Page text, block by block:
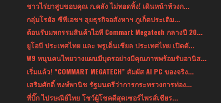
ชาวไร่ยาสูบขอบคุณ ก.คลัง ไม่ทอดทิ้ง! เดินหน้าท้วงก...
กลุ่มโรยัล ซีพีเอชฯ ลุยธุรกิจอสังหาฯ ภูเก็ตประเดิม...
ต้อนรับมหกรรมสินค้าไอที Commart Megatech กลางปี 20...
ยูโอบี ประเทศไทย และ พรูเด็นเชียล ประเทศไทย เปิดตั...
W9 หนุนคนไทยวางแผนมีบุตรอย่างมีคุณภาพพร้อมรับอานิส...
เริ่มแล้ว! “COMMART MEGATECH” สัมผัส AI PC ของจริง...
เสริมศักดิ์ พงษ์พานิช รัฐมนตรีว่าการกระทรวงการท่อง...
พี่บิ๊ก ไปรษณีย์ไทย โชว์ผู้โชคดีสุดเซอร์ไพรส์เชียร...